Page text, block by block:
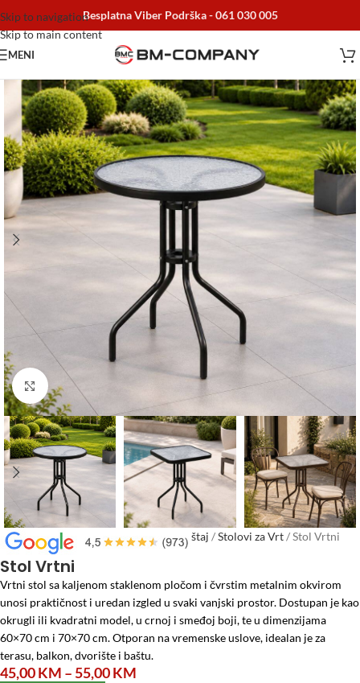
Skip to navigation
Skip to main content
Besplatna Viber Podrška -061 030 005
MENI
Click to enlarge
Početna/Vrtni program /Vrtni Namještaj /Stolovi za Vrt/Stol Vrtni
Stol Vrtni
Vrtni stol sa kaljenom staklenom pločom i čvrstim metalnim okvirom
unosi praktičnost i uredan izgled u svaki vanjski prostor. Dostupan je kao
okrugli ili kvadratni model, u crnoj i smeđoj boji, te u dimenzijama
60×70 cm i 70×70 cm. Otporan na vremenske uslove, idealan je za
terasu, balkon, dvorište i baštu.
45,00KM –55,00KM